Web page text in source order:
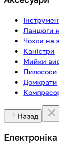
Ланцюги
Чохли на
Каністри
Мийки
Пилососи
Домкрати
Назад
Електроніка